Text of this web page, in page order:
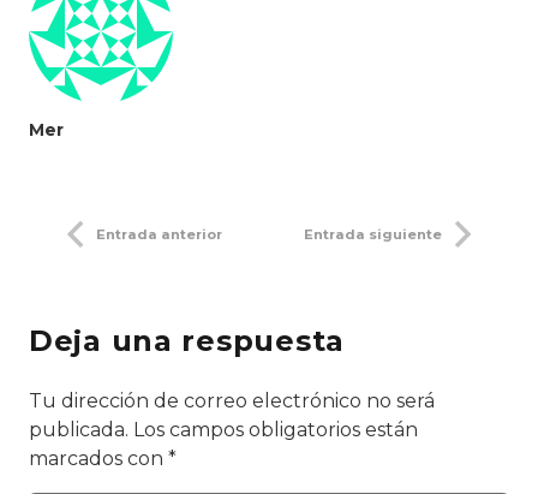
Mer
Entrada anterior Entrada siguiente
Deja una respuesta
Tu dirección de correo electrónico no será
publicada. Los campos obligatorios están
marcados con *